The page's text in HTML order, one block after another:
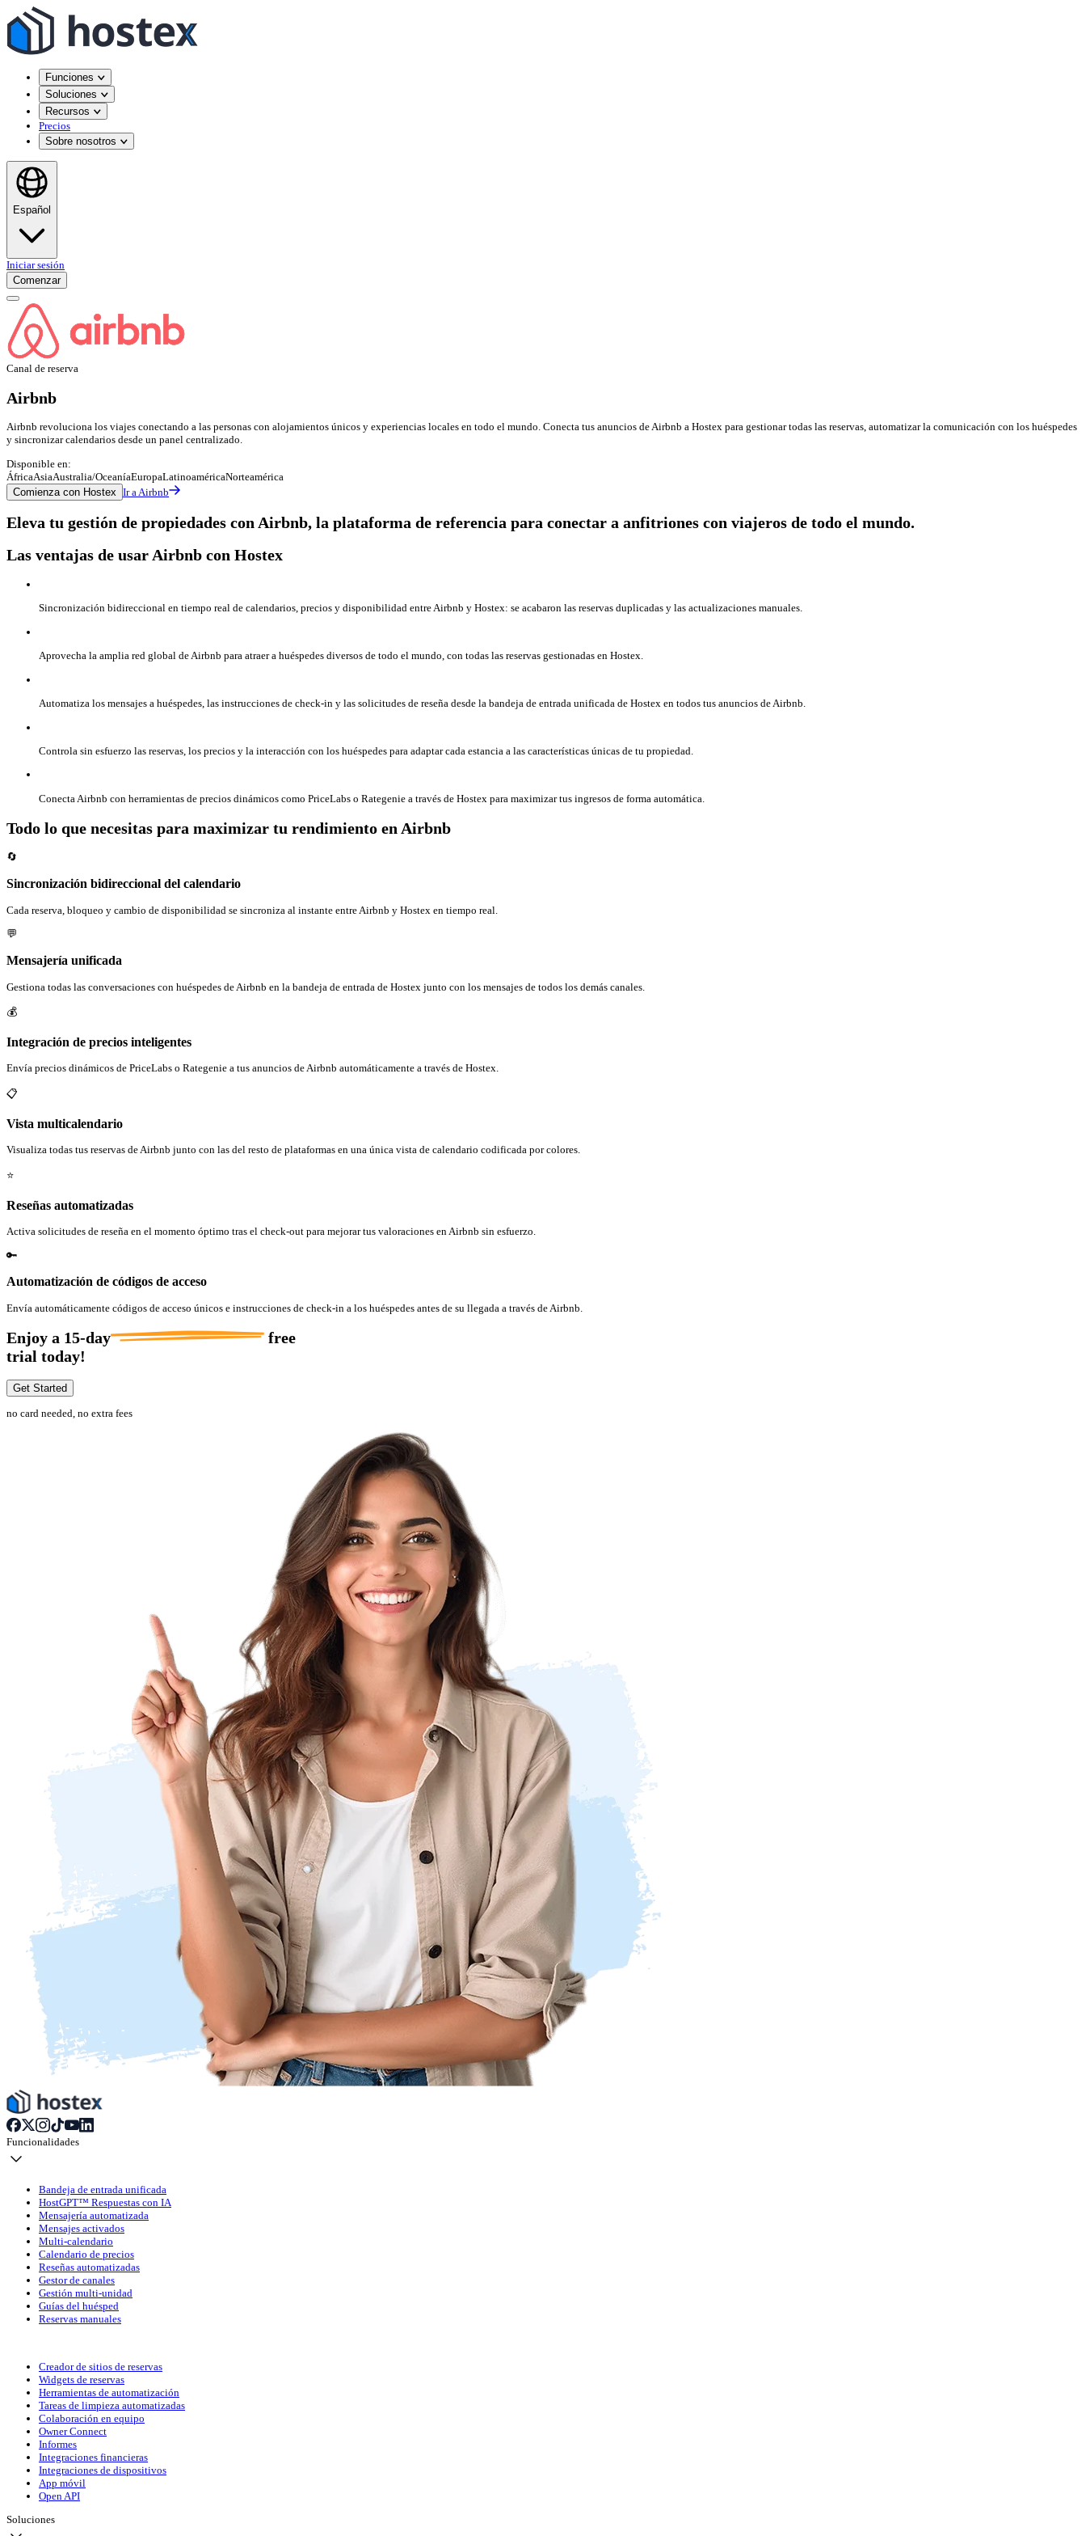
Funciones
Soluciones
Recursos
Precios
Sobre nosotros
Español
Iniciar sesión
Comenzar
Canal de reserva
Airbnb
Airbnb revoluciona los viajes conectando a las personas con alojamientos únicos y experiencias locales en todo el mundo. Conecta tus anuncios de Airbnb a Hostex para gestionar todas las reservas, automatizar la comunicación con los huéspedes
y sincronizar calendarios desde un panel centralizado.
Disponible en:
ÁfricaAsiaAustralia/OceaníaEuropaLatinoaméricaNorteamérica
Comienza con Hostex Ir a Airbnb
Eleva tu gestión de propiedades con Airbnb, la plataforma de referencia para conectar a anfitriones con viajeros de todo el mundo.
Las ventajas de usar Airbnb con Hostex
Sincronización bidireccional en tiempo real de calendarios, precios y disponibilidad entre Airbnb y Hostex: se acabaron las reservas duplicadas y las actualizaciones manuales.
Aprovecha la amplia red global de Airbnb para atraer a huéspedes diversos de todo el mundo, con todas las reservas gestionadas en Hostex.
Automatiza los mensajes a huéspedes, las instrucciones de check-in y las solicitudes de reseña desde la bandeja de entrada unificada de Hostex en todos tus anuncios de Airbnb.
Controla sin esfuerzo las reservas, los precios y la interacción con los huéspedes para adaptar cada estancia a las características únicas de tu propiedad.
Conecta Airbnb con herramientas de precios dinámicos como PriceLabs o Rategenie a través de Hostex para maximizar tus ingresos de forma automática.
Todo lo que necesitas para maximizar tu rendimiento en Airbnb
🔄
Sincronización bidireccional del calendario
Cada reserva, bloqueo y cambio de disponibilidad se sincroniza al instante entre Airbnb y Hostex en tiempo real.
💬
Mensajería unificada
Gestiona todas las conversaciones con huéspedes de Airbnb en la bandeja de entrada de Hostex junto con los mensajes de todos los demás canales.
💰
Integración de precios inteligentes
Envía precios dinámicos de PriceLabs o Rategenie a tus anuncios de Airbnb automáticamente a través de Hostex.
📋
Vista multicalendario
Visualiza todas tus reservas de Airbnb junto con las del resto de plataformas en una única vista de calendario codificada por colores.
⭐
Reseñas automatizadas
Activa solicitudes de reseña en el momento óptimo tras el check-out para mejorar tus valoraciones en Airbnb sin esfuerzo.
🔑
Automatización de códigos de acceso
Envía automáticamente códigos de acceso únicos e instrucciones de check-in a los huéspedes antes de su llegada a través de Airbnb.
Enjoy a 15-day
free
trial today!
Get Started
no card needed, no extra fees
Funcionalidades
Bandeja de entrada unificada
HostGPT™ Respuestas con IA
Mensajería automatizada
Mensajes activados
Multi-calendario
Calendario de precios
Reseñas automatizadas
Gestor de canales
Gestión multi-unidad
Guías del huésped
Reservas manuales
Creador de sitios de reservas
Widgets de reservas
Herramientas de automatización
Tareas de limpieza automatizadas
Colaboración en equipo
Owner Connect
Informes
Integraciones financieras
Integraciones de dispositivos
App móvil
Open API
Soluciones